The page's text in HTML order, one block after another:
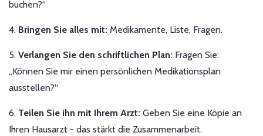
buchen?“
4. Bringen Sie alles mit: Medikamente, Liste, Fragen.
5. Verlangen Sie den schriftlichen Plan: Fragen Sie:
„Können Sie mir einen persönlichen Medikationsplan
ausstellen?“
6. Teilen Sie ihn mit Ihrem Arzt: Geben Sie eine Kopie an
Ihren Hausarzt - das stärkt die Zusammenarbeit.